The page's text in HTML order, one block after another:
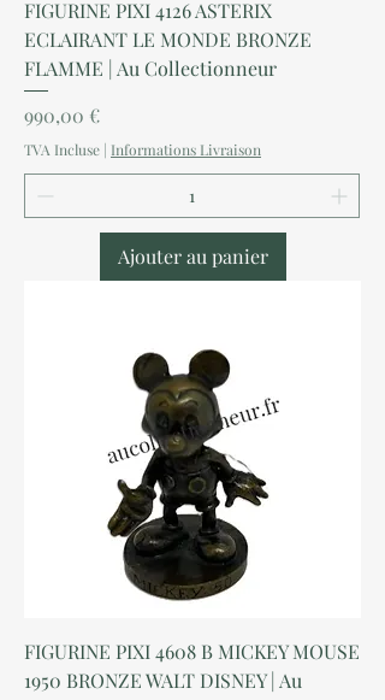
FIGURINE PIXI 4126 ASTERIX
ECLAIRANT LE MONDE BRONZE
FLAMME | Au Collectionneur
Prix
990,00 €
TVA Incluse | Informations Livraison
Ajouter au panier
FIGURINE PIXI 4608 B MICKEY MOUSE
1950 BRONZE WALT DISNEY | Au